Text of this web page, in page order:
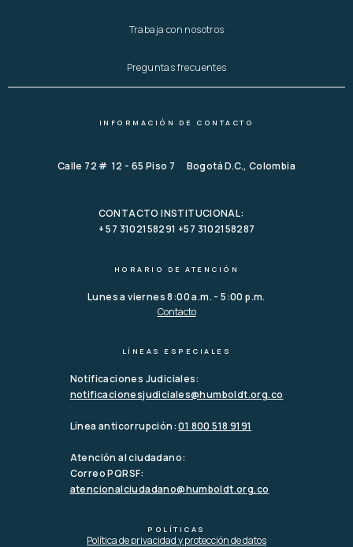
Trabaja con nosotros
Preguntas frecuentes
INFORMACIÓN DE CONTACTO
Calle 72 # 12 - 65 Piso 7 Bogotá D.C., Colombia
CONTACTO INSTITUCIONAL:
+ 57 3102158291 +57 3102158287
HORARIO DE ATENCIÓN
Lunes a viernes 8:00 a.m. - 5:00 p.m.
Contacto
LÍNEAS ESPECIALES
Notificaciones Judiciales:
notificacionesjudiciales@humboldt.org.co
Línea anticorrupción:01 800 518 9191
Atención al ciudadano:
Correo PQRSF:
atencionalciudadano@humboldt.org.co
POLÍTICAS
Política de privacidad y protección de datos